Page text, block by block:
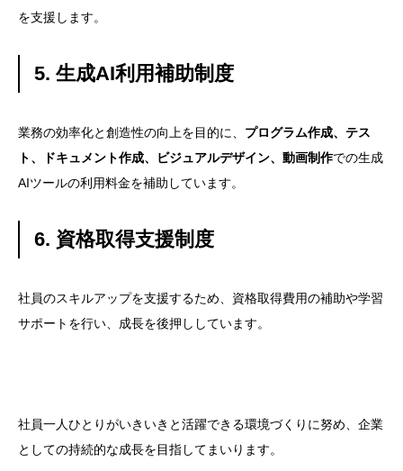
を支援します。
5. 生成AI利用補助制度
業務の効率化と創造性の向上を目的に、 プログラム作成、テス
ト、ドキュメント作成、ビジュアルデザイン、動画制作での生成
AIツールの利用料金を補助しています。
6. 資格取得支援制度
社員のスキルアップを支援するため、資格取得費用の補助や学習
サポートを行い、成長を後押ししています。
社員一人ひとりがいきいきと活躍できる環境づくりに努め、企業
としての持続的な成長を目指してまいります。